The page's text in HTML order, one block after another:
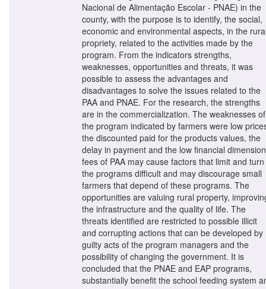
Nacional de Alimentação Escolar - PNAE) in the
county, with the purpose is to identify, the social,
economic and environmental aspects, in the
propriety, related to the activities made by the
program. From the indicators strengths,
weaknesses, opportunities and threats, it was
possible to assess the advantages and
disadvantages to solve the issues related to the
PAA and PNAE. For the research, the strengths
are in the commercialization. The weaknesses of
the program indicated by farmers were low
the discounted paid for the products values, the
delay in payment and the low financial dimension
fees of PAA may cause factors that limit and turn
the programs difficult and may discourage small
farmers that depend of these programs. The
opportunities are valuing rural property,
the infrastructure and the quality of life. The
threats identified are restricted to possible illicit
and corrupting actions that can be developed by
guilty acts of the program managers and the
possibility of changing the government. It is
concluded that the PNAE and EAP programs,
substantially benefit the school feeding system